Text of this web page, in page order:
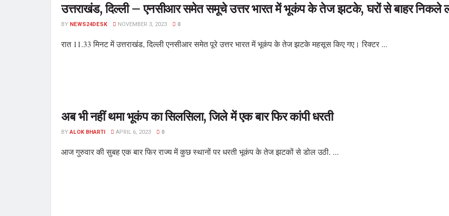
उत्तराखंड, दिल्ली – एनसीआर समेत समूचे उत्तर भारत में भूकंप के तेज झटके, घरों से बाहर निकले
BY NEWS24DESK NOVEMBER 3, 2023 0
रात 11.33 मिनट में उत्तराखंड, दिल्ली एनसीआर समेत पूरे उत्तर भारत में भूकंप के तेज झटके महसूस किए गए। रिक्टर ...
अब भी नहीं थमा भूकंप का सिलसिला, जिले में एक बार फिर कांपी धरती
BYALOK BHARTI APRIL 6, 2023 0
आज गुरुवार की सुबह एक बार फिर राज्य में कुछ स्थानों पर धरती भूकंप के तेज झटकों से डोल उठी. ...